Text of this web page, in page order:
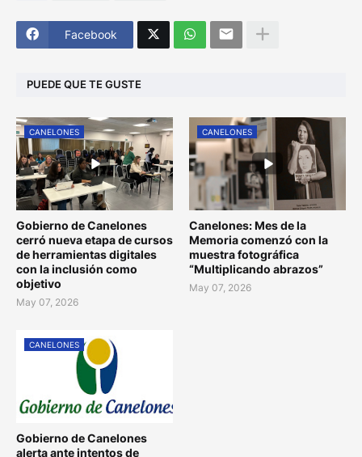
Facebook
PUEDE QUE TE GUSTE
CANELONES
Gobierno de Canelones
cerró nueva etapa de cursos
de herramientas digitales
con la inclusión como
objetivo
May 07, 2026
CANELONES
Canelones: Mes de la
Memoria comenzó con la
muestra fotográfica
“Multiplicando abrazos”
May 07, 2026
CANELONES
Gobierno de Canelones
alerta ante intentos de